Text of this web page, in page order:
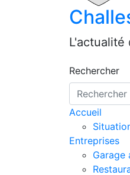
L'actualité
Rechercher
Accueil
Entreprises
Garage